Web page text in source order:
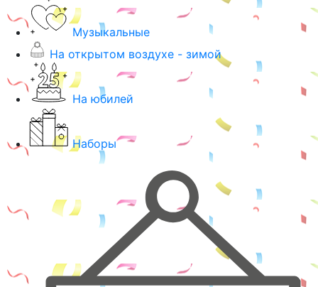
Музыкальные
На открытом воздухе - зимой
На юбилей
Наборы